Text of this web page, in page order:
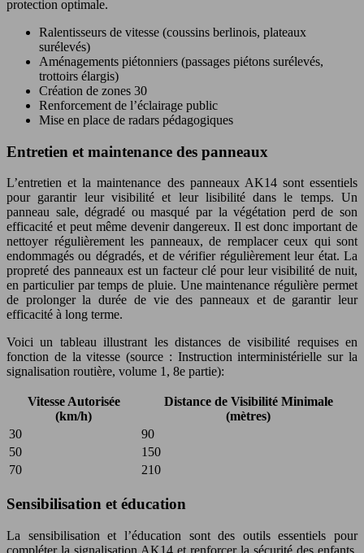
protection optimale.
Ralentisseurs de vitesse (coussins berlinois, plateaux
surélevés)
Aménagements piétonniers (passages piétons surélevés,
trottoirs élargis)
Création de zones 30
Renforcement de l’éclairage public
Mise en place de radars pédagogiques
Entretien et maintenance des panneaux
L’entretien et la maintenance des panneaux AK14 sont essentiels
pour garantir leur visibilité et leur lisibilité dans le temps. Un
panneau sale, dégradé ou masqué par la végétation perd de son
efficacité et peut même devenir dangereux. Il est donc important de
nettoyer régulièrement les panneaux, de remplacer ceux qui sont
endommagés ou dégradés, et de vérifier régulièrement leur état. La
propreté des panneaux est un facteur clé pour leur visibilité de nuit,
en particulier par temps de pluie. Une maintenance régulière permet
de prolonger la durée de vie des panneaux et de garantir leur
efficacité à long terme.
Voici un tableau illustrant les distances de visibilité requises en
fonction de la vitesse (source : Instruction interministérielle sur la
signalisation routière, volume 1, 8e partie):
Vitesse Autorisée
(km/h)
Distance de Visibilité Minimale
(mètres)
30
90
50
150
70
210
Sensibilisation et éducation
La sensibilisation et l’éducation sont des outils essentiels pour
compléter la signalisation AK14 et renforcer la sécurité des enfants.